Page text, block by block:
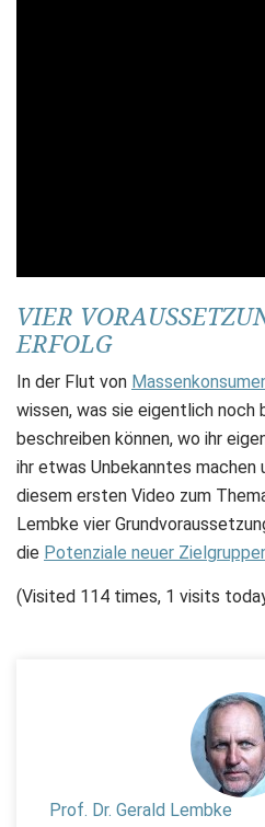
VIER
ERFOLG
In der Flut von
wissen, was sie eigentlich noch
beschreiben können, wo ihr
ihr etwas Unbekanntes
diesem ersten Video zum
Lembke vier
die Potenziale neuer
(Visited 114 times, 1 visits
Prof. Dr. Gerald Lembke